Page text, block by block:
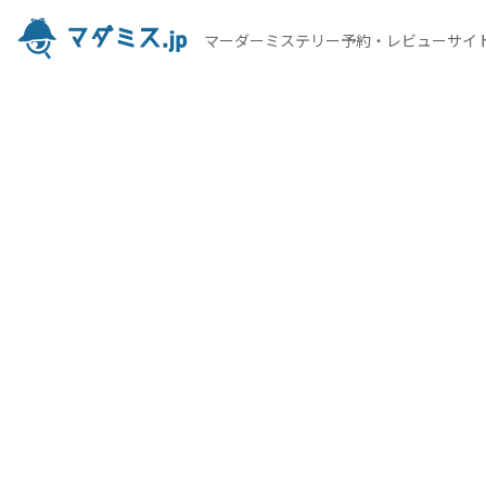
マーダーミステリー予約・レビューサイ